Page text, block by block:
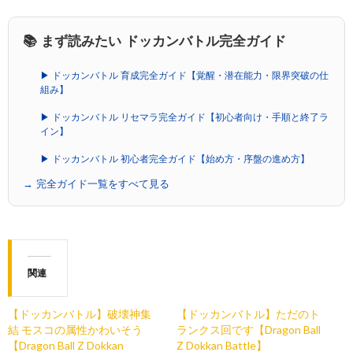
📚 まず読みたい ドッカンバトル完全ガイド
▶ ドッカンバトル 育成完全ガイド【覚醒・潜在能力・限界突破の仕
組み】
▶ ドッカンバトル リセマラ完全ガイド【初心者向け・手順と終了ラ
イン】
▶ ドッカンバトル 初心者完全ガイド【始め方・序盤の進め方】
→ 完全ガイド一覧をすべて見る
関連
【ドッカンバトル】破壊神集
結 モスコの属性かわいそう
【Dragon Ball Z Dokkan
【ドッカンバトル】ただのト
ランクス回です【Dragon Ball
Z Dokkan Battle】